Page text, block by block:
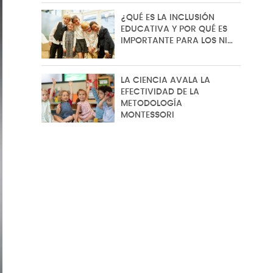
¿QUÉ ES LA INCLUSIÓN
EDUCATIVA Y POR QUÉ ES
IMPORTANTE PARA LOS NI…
LA CIENCIA AVALA LA
EFECTIVIDAD DE LA
METODOLOGÍA
MONTESSORI